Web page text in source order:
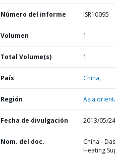
Número del informe ISR10095
Volumen 1
Total Volume(s) 1
País China,
Región Asia
Fecha de divulgación 2013/05/24
Nom. del doc.
China -
Heating